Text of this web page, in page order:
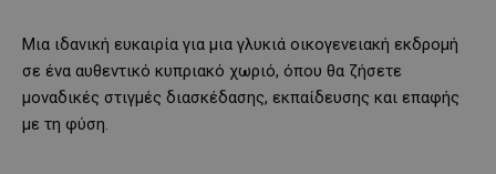
Μια ιδανική ευκαιρία για μια γλυκιά οικογενειακή εκδρομή
σε ένα αυθεντικό κυπριακό χωριό, όπου θα ζήσετε
μοναδικές στιγμές διασκέδασης, εκπαίδευσης και επαφής
με τη φύση.